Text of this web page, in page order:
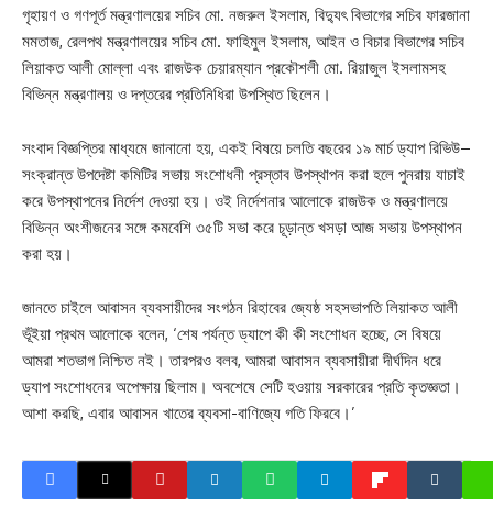
গৃহায়ণ ও গণপূর্ত মন্ত্রণালয়ের সচিব মো. নজরুল ইসলাম, বিদ্যুৎ বিভাগের সচিব ফারজানা
মমতাজ, রেলপথ মন্ত্রণালয়ের সচিব মো. ফাহিমুল ইসলাম, আইন ও বিচার বিভাগের সচিব
লিয়াকত আলী মোল্লা এবং রাজউক চেয়ারম্যান প্রকৌশলী মো. রিয়াজুল ইসলামসহ
বিভিন্ন মন্ত্রণালয় ও দপ্তরের প্রতিনিধিরা উপস্থিত ছিলেন।
সংবাদ বিজ্ঞপ্তির মাধ্যমে জানানো হয়, একই বিষয়ে চলতি বছরের ১৯ মার্চ ড্যাপ রিভিউ–
সংক্রান্ত উপদেষ্টা কমিটির সভায় সংশোধনী প্রস্তাব উপস্থাপন করা হলে পুনরায় যাচাই
করে উপস্থাপনের নির্দেশ দেওয়া হয়। ওই নির্দেশনার আলোকে রাজউক ও মন্ত্রণালয়ে
বিভিন্ন অংশীজনের সঙ্গে কমবেশি ৩৫টি সভা করে চূড়ান্ত খসড়া আজ সভায় উপস্থাপন
করা হয়।
জানতে চাইলে আবাসন ব্যবসায়ীদের সংগঠন রিহাবের জ্যেষ্ঠ সহসভাপতি লিয়াকত আলী
ভূঁইয়া প্রথম আলোকে বলেন, ‘শেষ পর্যন্ত ড্যাপে কী কী সংশোধন হচ্ছে, সে বিষয়ে
আমরা শতভাগ নিশ্চিত নই। তারপরও বলব, আমরা আবাসন ব্যবসায়ীরা দীর্ঘদিন ধরে
ড্যাপ সংশোধনের অপেক্ষায় ছিলাম। অবশেষে সেটি হওয়ায় সরকারের প্রতি কৃতজ্ঞতা।
আশা করছি, এবার আবাসন খাতের ব্যবসা-বাণিজ্যে গতি ফিরবে।’